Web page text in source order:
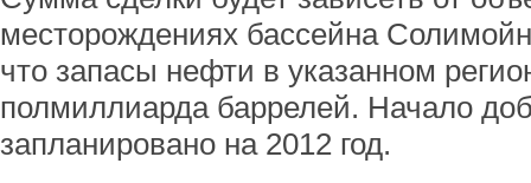
месторождениях бассейна
что запасы нефти в указанном
полмиллиарда баррелей. Начало
запланировано на 2012 год.